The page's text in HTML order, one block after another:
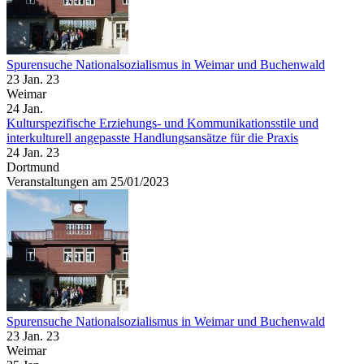
Spurensuche Nationalsozialismus in Weimar und Buchenwald
23 Jan. 23
Weimar
24 Jan.
Kulturspezifische Erziehungs- und Kommunikationsstile und
interkulturell angepasste Handlungsansätze für die Praxis
24 Jan. 23
Dortmund
Veranstaltungen am 25/01/2023
Spurensuche Nationalsozialismus in Weimar und Buchenwald
23 Jan. 23
Weimar